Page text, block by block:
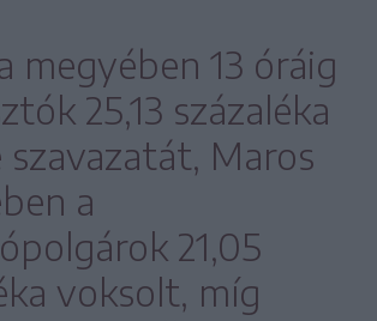
megyében 13 óráig
25,13 százaléka
szavazatát, Maros
a
21,05
voksolt, míg